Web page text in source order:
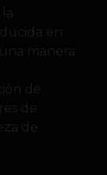
en
manera.
de
de
de